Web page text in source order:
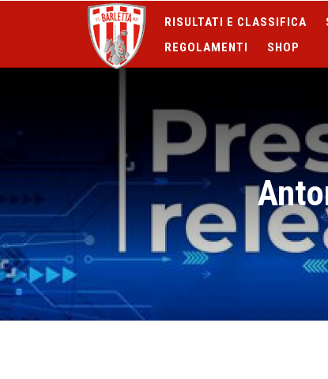
RISULTATI E CLASSIFICA
REGOLAMENTI
SHOP